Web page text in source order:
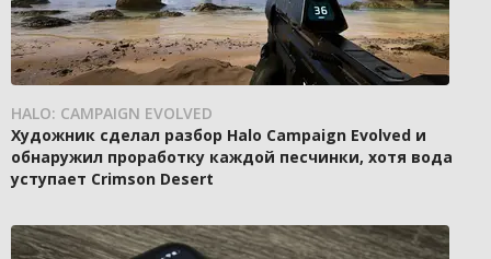
HALO: CAMPAIGN EVOLVED
Художник сделал разбор Halo Campaign Evolved и
обнаружил проработку каждой песчинки, хотя вода
уступает Crimson Desert